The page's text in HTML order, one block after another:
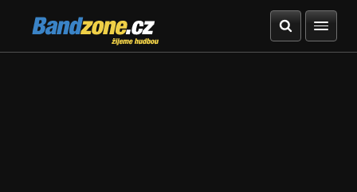
Bandzone.cz
žijeme hudbou